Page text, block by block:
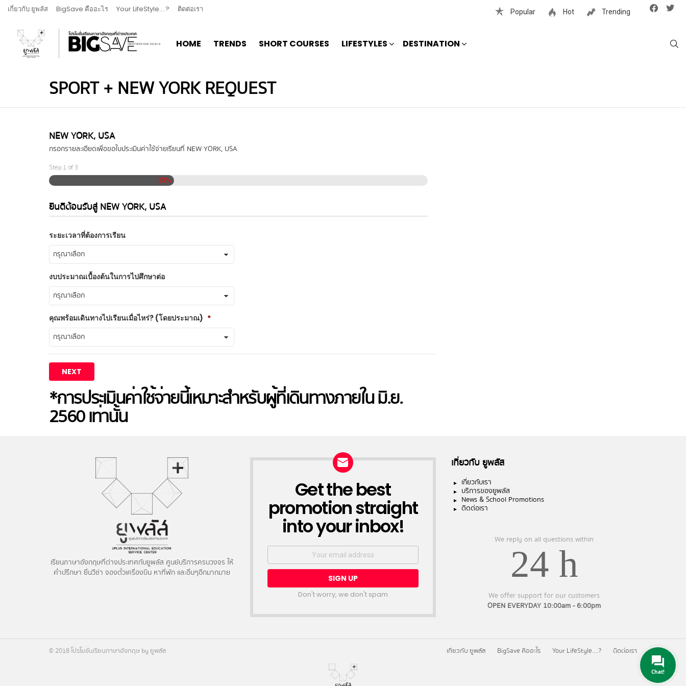
เกี่ยวกับ ยูพลัส BigSave คืออะไร Your LifeStyle….? ติดต่อเรา Popular Hot Trending
Facebook
HOME TRENDS SHORT COURSES LIFESTYLES DESTINATION
SPORT + NEW YORK REQUEST
NEW YORK, USA
กรอกรายละเอียดเพื่อขอใบประเมินค่าใช้จ่ายเรียนที่ NEW YORK, USA
Step1of 3
33%
ยินดีต้อนรับสู่ NEW YORK, USA
ระยะเวลาที่ต้องการเรียน
งบประมาณเบื้องต้นในการไปศึกษาต่อ
คุณพร้อมเดินทางไปเรียนเมื่อไหร่? (โดยประมาณ) *
*การประเมินค่าใช้จ่ายนี้เหมาะสำหรับผู้ที่เดินทางภายใน มิ.ย.
2560 เท่านั้น
เรียนภาษาอังกฤษที่ต่างประเทศกับยูพลัส ศูนย์บริการครบวงจร ให้
คำปรึกษา ยื่นวีซ่า จองตั๋วเครื่องบิน หาที่พัก และอื่นๆอีกมากมาย
NEWSLETTER
Get the best
promotion straight
into your inbox!
Email
Don't worry, we don't spam
เกี่ยวกับ ยูพลัส
เกี่ยวกับเรา
บริการของยูพลัส
News & School Promotions
ติดต่อเรา
We reply on all questions within
24 h
We offer support for our customers
OPEN EVERYDAY 10:00am - 6:00pm
© 2018 โปรโมชั่นเรียนภาษาอังกฤษ by ยูพลัส เกี่ยวกับ ยูพลัส BigSave คืออะไร Your LifeStyle….? ติดต่อเรา
Chat!